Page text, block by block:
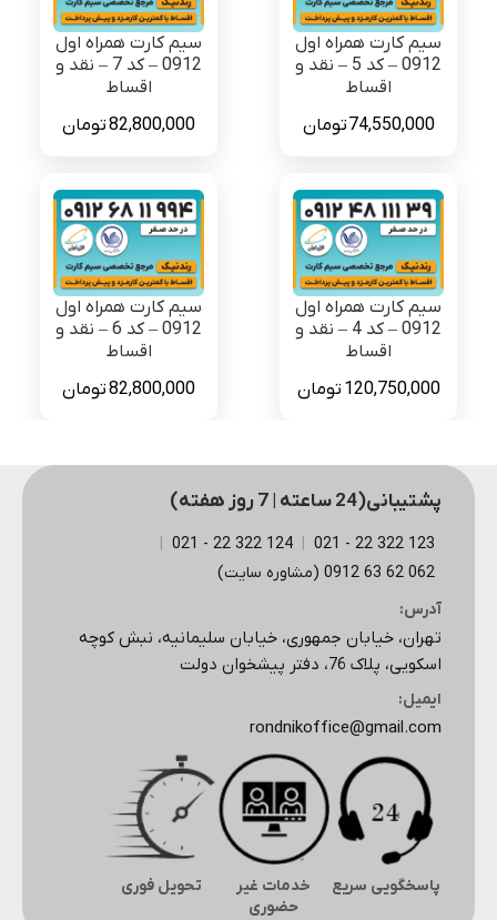
سیم کارت همراه اول
0912 – کد 5 – نقد و
اقساط
74,550,000تومان
سیم کارت همراه اول
0912 – کد 7 – نقد و
اقساط
82,800,000تومان
سیم کارت همراه اول
0912 – کد 4 – نقد و
اقساط
120,750,000 تومان
سیم کارت همراه اول
0912 – کد 6 – نقد و
اقساط
82,800,000تومان
پشتیبانی(24 ساعته | 7 روز هفته)
123 322 22 - 021
|
124 322 22 - 021
|
062 62 63 0912 (مشاوره سایت)
آدرس:
تهران، خیابان جمهوری، خیابان سلیمانیه، نبش کوچه
اسکویی، پلاک 76، دفتر پیشخوان دولت
ایمیل:
rondnikoffice@gmail.com
پاسخگویی سریع
خدمات غیر
حضوری
تحویل فوری